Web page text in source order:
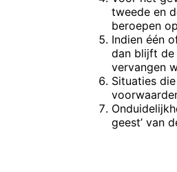
tweede en
beroepen
Indien één
dan blijft de
vervangen
Situaties
geest’ van